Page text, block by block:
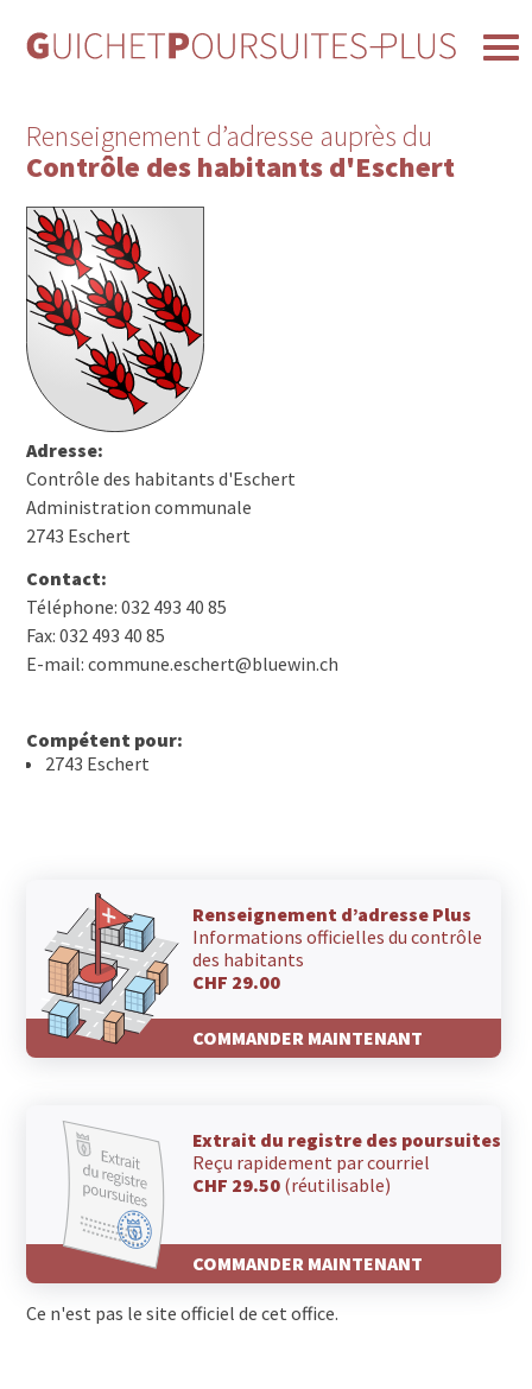
Renseignement d’adresse auprès du
Contrôle des habitants d'Eschert
Adresse:
Contrôle des habitants d'Eschert
Administration communale
2743 Eschert
Contact:
Téléphone: 032 493 40 85
Fax: 032 493 40 85
E-mail: commune.eschert@bluewin.ch
Compétent pour:
2743 Eschert
Renseignement d’adresse Plus
Informations officielles du contrôle
des habitants
CHF 29.00
COMMANDER MAINTENANT
Extrait du registre des poursuites
Reçu rapidement par courriel
CHF 29.50 (réutilisable)
COMMANDER MAINTENANT
Ce n'est pas le site officiel de cet office.